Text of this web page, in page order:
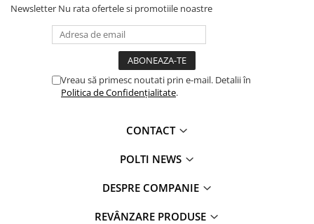
Newsletter Nu rata ofertele si promotiile noastre
Vreau să primesc noutati prin e-mail. Detalii în
Politica de Confidențialitate.
CONTACT
POLTI NEWS
DESPRE COMPANIE
REVÂNZARE PRODUSE